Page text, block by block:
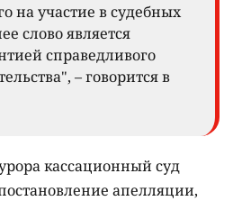
на участие в судебных
слово является
справедливого
– говорится в
кассационный суд
апелляции,